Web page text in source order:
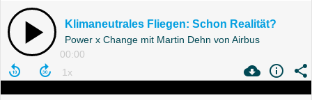
Klimaneutrales Fliegen: Schon Realität?
Power x Change mit Martin Dehn von Airbus
00:00